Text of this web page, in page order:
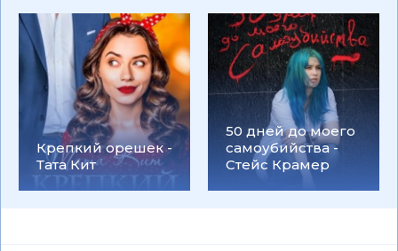
Крепкий орешек -
Тата Кит
50 дней до моего
самоубийства -
Стейс Крамер